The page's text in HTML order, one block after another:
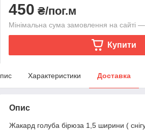
450 ₴/пог.м
Мінімальна сума замовлення на сайті
Купити
Характеристики Доставка
Опис
Жакард голуба бірюза 1,5 ширини (